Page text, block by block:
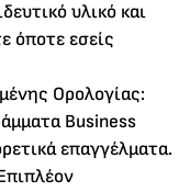
υλικό και
όποτε εσείς
Ορολογίας:
Business
επαγγέλματα.